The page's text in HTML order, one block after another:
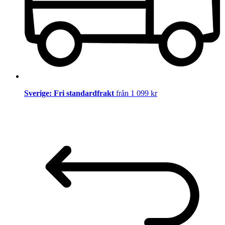
Sverige: Fri standardfrakt från 1 099 kr